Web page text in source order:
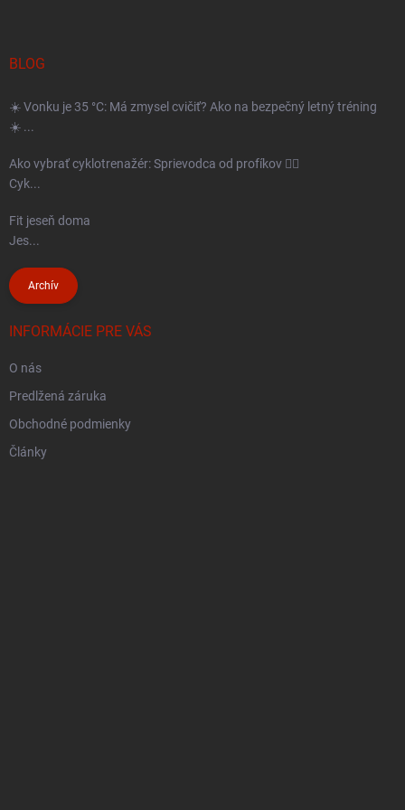
e
BLOG
☀️ Vonku je 35 °C: Má zmysel cvičiť? Ako na bezpečný letný tréning
☀️ ...
Ako vybrať cyklotrenažér: Sprievodca od profíkov 🚴‍♂️
Cyk...
Fit jeseň doma
Jes...
Archív
INFORMÁCIE PRE VÁS
O nás
Predlžená záruka
Obchodné podmienky
Články